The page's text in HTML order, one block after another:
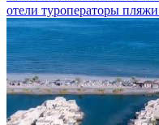
отели туроператоры пляжи